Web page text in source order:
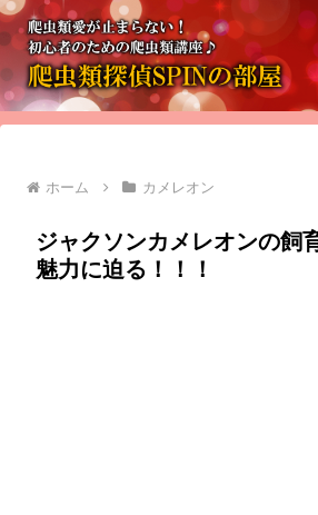
ホーム カメレオン
ジャクソンカメレオンの飼
魅力に迫る！！！